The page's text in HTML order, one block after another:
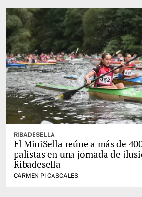
RIBADESELLA
El MiniSella reúne a más de
palistas en una jornada de
Ribadesella
CARMEN PI CASCALES